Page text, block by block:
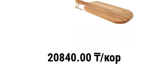
20840.00 ₸/кор